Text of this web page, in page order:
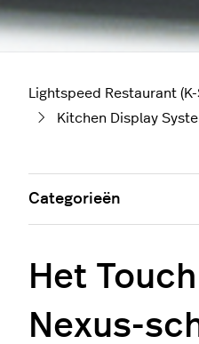
Lightspeed Restaurant
Kitchen Display
Het
Nexus-
Categorieën